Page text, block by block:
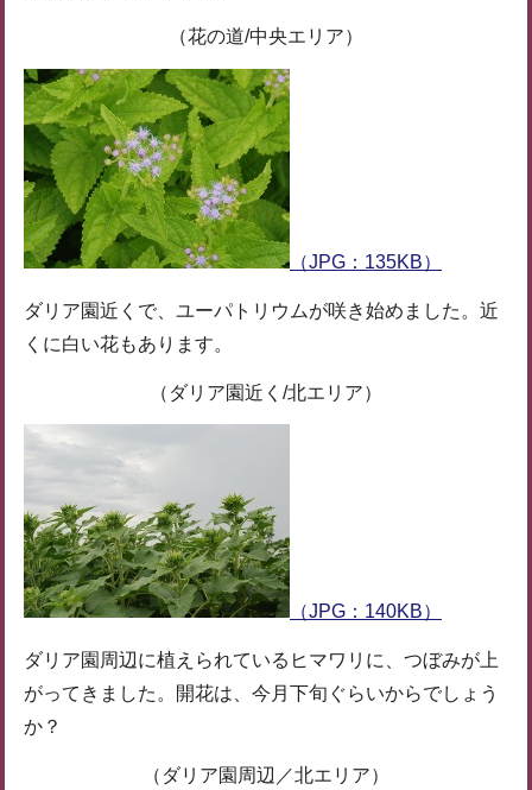
（花の道/中央エリア）
（JPG：135KB）
ダリア園近くで、ユーパトリウムが咲き始めました。近
くに白い花もあります。
（ダリア園近く/北エリア）
（JPG：140KB）
ダリア園周辺に植えられているヒマワリに、つぼみが上
がってきました。開花は、今月下旬ぐらいからでしょう
か？
（ダリア園周辺／北エリア）